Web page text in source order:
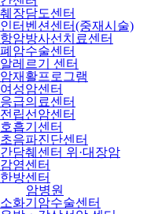
췌장담도센터
인터벤션센터(중재시술)
항암방사선치료센터
폐암수술센터
알레르기 센터
암재활프로그램
여성암센터
응급의료센터
전립선암센터
호흡기센터
초음파진단센터
간담췌센터 위·대장암
감염센터
한방센터
암병원
소화기암수술센터